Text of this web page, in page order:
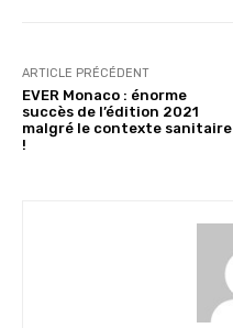
ARTICLE PRÉCÉDENT
EVER Monaco : énorme
succès de l’édition 2021
malgré le contexte sanitaire
!